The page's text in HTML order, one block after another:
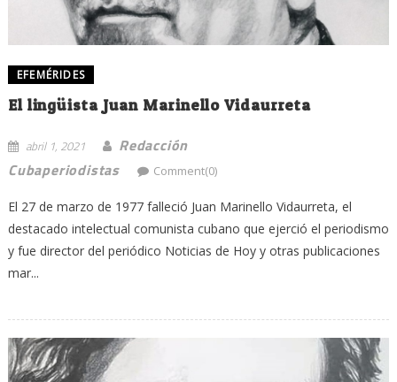
EFEMÉRIDES
El lingüista Juan Marinello Vidaurreta
abril 1, 2021
Redacción
Cubaperiodistas
Comment(0)
El 27 de marzo de 1977 falleció Juan Marinello Vidaurreta, el
destacado intelectual comunista cubano que ejerció el periodismo
y fue director del periódico Noticias de Hoy y otras publicaciones
mar...